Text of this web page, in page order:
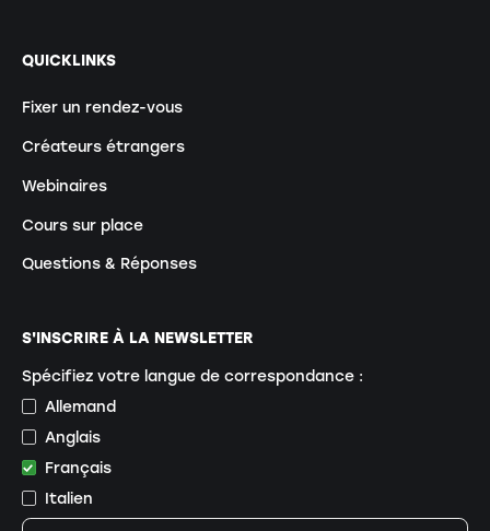
QUICKLINKS
Fixer un rendez-vous
Créateurs étrangers
Webinaires
Cours sur place
Questions & Réponses
S'INSCRIRE À LA NEWSLETTER
Spécifiez votre langue de correspondance :
Allemand
Anglais
Français
Italien